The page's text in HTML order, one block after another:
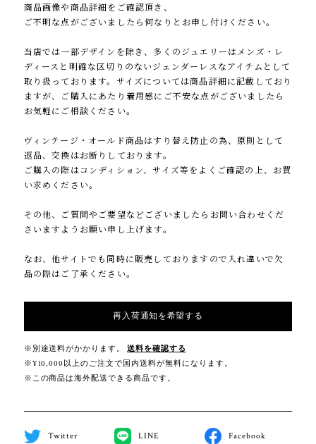
商品画像や商品詳細をご確認頂き、
ご不明な点がございましたら何なりとお申し付けください。
当店では一部デザインを除き、多くのジュエリーはメンズ・レ
ディースと明確な区切りのないジェンダーレスなアイテムとして
取り扱っております。サイズについては商品詳細に記載しており
ますが、ご購入にあたり着用感にご不安な点がございましたら
お気軽にご相談ください。
ヴィンテージ・オールド商品はすり替え防止の為、原則として
返品、交換はお断りしております。
ご購入の際はコンディション、サイズ等をよくご確認の上、お買
い求めください。
その他、ご質問やご要望などございましたらお問い合わせくだ
さいますようお願い申し上げます。
なお、他サイトでも同時に販売しておりますので入れ違いで欠
品の際はご了承ください。
再入荷通知を希望する
※別途送料がかかります。
送料を確認する
※¥10,000以上のご注文で国内送料が無料になります。
※この商品は海外配送できる商品です。
Twitter LINE Facebook